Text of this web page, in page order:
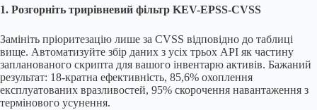
1. Розгорніть трирівневий фільтр KEV-EPSS-CVSS
Замініть пріоритезацію лише за CVSS відповідно до таблиці
вище. Автоматизуйте збір даних з усіх трьох API як частину
запланованого скрипта для вашого інвентарю активів. Бажаний
результат: 18-кратна ефективність, 85,6% охоплення
експлуатованих вразливостей, 95% скорочення навантаження з
термінового усунення.